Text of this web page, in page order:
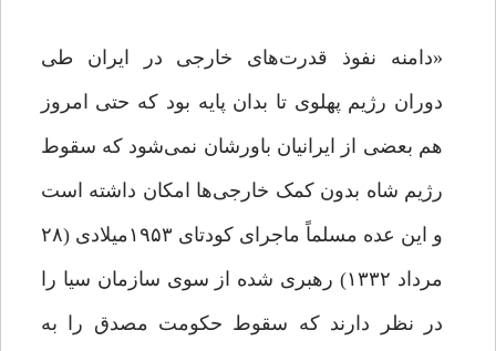
«دامنه نفوذ قدرت‌های خارجی در ایران طی
دوران رژیم پهلوی تا بدان پایه بود که حتی امروز
هم بعضی از ایرانیان باورشان نمی‌شود که سقوط
رژیم شاه بدون کمک خارجی‌ها امکان داشته است
و این عده مسلماً ماجرای کودتای ۱۹۵۳میلادی (۲۸
مرداد ۱۳۳۲) رهبری شده از سوی سازمان سیا را
در نظر دارند که سقوط حکومت مصدق را به